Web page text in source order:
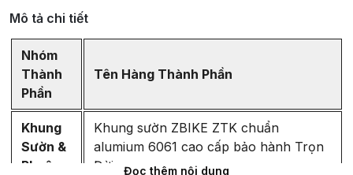
Mô tả chi tiết
Nhóm
Thành
Phần
Tên Hàng Thành Phần
Khung
Sườn &
Phuộc
Khung sườn ZBIKE ZTK chuẩn
alumium 6061 cao cấp bảo hành Trọn
Đời
Đọc thêm nội dung